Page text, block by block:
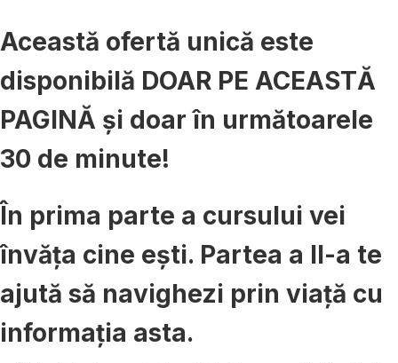
Această ofertă unică este
disponibilă DOAR PE ACEASTĂ
PAGINĂ și doar în următoarele
30 de minute!
În prima parte a cursului vei
învăța cine ești. Partea a II-a te
ajută să navighezi prin viață cu
informația asta.